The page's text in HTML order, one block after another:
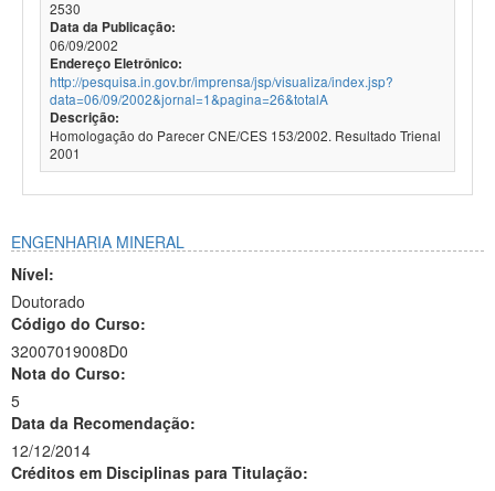
2530
Data da Publicação:
06/09/2002
Endereço Eletrônico:
http://pesquisa.in.gov.br/imprensa/jsp/visualiza/index.jsp?
data=06/09/2002&jornal=1&pagina=26&totalA
Descrição:
Homologação do Parecer CNE/CES 153/2002. Resultado Trienal
2001
ENGENHARIA MINERAL
Nível:
Doutorado
Código do Curso:
32007019008D0
Nota do Curso:
5
Data da Recomendação:
12/12/2014
Créditos em Disciplinas para Titulação: